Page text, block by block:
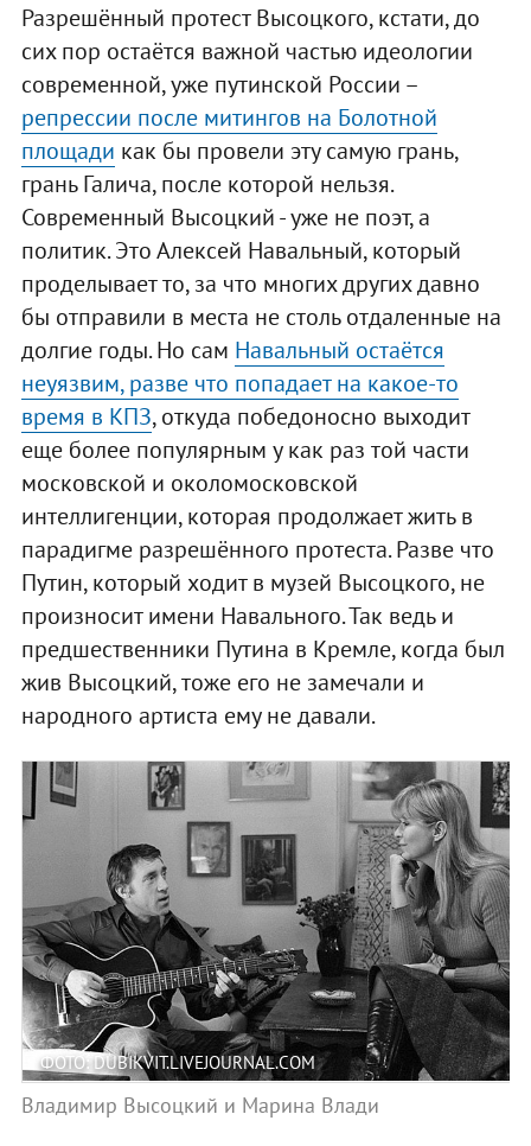
Разрешённый протест Высоцкого, кстати, до
сих пор остаётся важной частью идеологии
современной, уже путинской России –
репрессии после митингов на Болотной
площади как бы провели эту самую грань,
грань Галича, после которой нельзя.
Современный Высоцкий - уже не поэт, а
политик. Это Алексей Навальный, который
проделывает то, за что многих других давно
бы отправили в места не столь отдаленные на
долгие годы. Но сам Навальный остаётся
неуязвим, разве что попадает на какое-то
время в КПЗ, откуда победоносно выходит
еще более популярным у как раз той части
московской и околомосковской
интеллигенции, которая продолжает жить в
парадигме разрешённого протеста. Разве что
Путин, который ходит в музей Высоцкого, не
произносит имени Навального. Так ведь и
предшественники Путина в Кремле, когда был
жив Высоцкий, тоже его не замечали и
народного артиста ему не давали.
ФОТО: DUBIKVIT.LIVEJOURNAL.COM
Владимир Высоцкий и Марина Влади